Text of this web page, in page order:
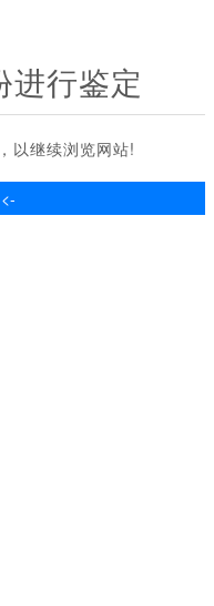
进行鉴定
以继续浏览网站!